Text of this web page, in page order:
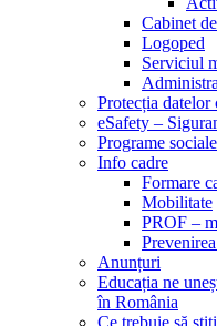
Cabinet
Logoped
Serviciul
Protecția datelor
eSafety –
Programe sociale
Info cadre
Formare
Mobilitate
PROF –
Anunțuri
Educația ne
în România
Ce trebuie să